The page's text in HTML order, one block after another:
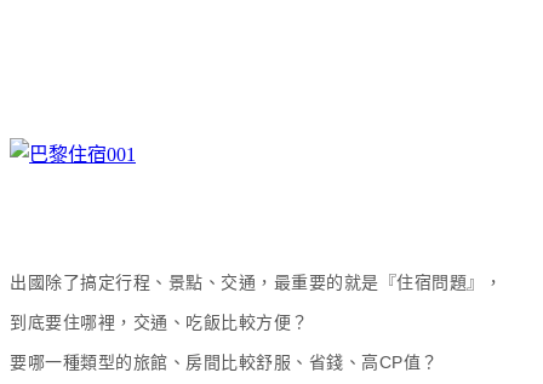
出國除了搞定行程、景點、交通，最重要的就是『住宿問題』，
到底要住哪裡，交通、吃飯比較方便？
要哪一種類型的旅館、房間比較舒服、省錢、高CP值？